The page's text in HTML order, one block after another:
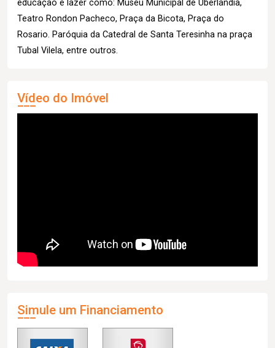
educação e lazer como: Museu Municipal de Uberlândia,
Teatro Rondon Pacheco, Praça da Bicota, Praça do
Rosario. Paróquia da Catedral de Santa Teresinha na praça
Tubal Vilela, entre outros.
Vídeo do Imóvel
Simule um Financiamento